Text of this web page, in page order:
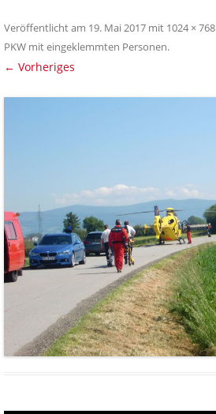
Veröffentlicht am 19. Mai 2017 mit 1024 × 768
PKW mit eingeklemmten Personen.
← Vorheriges